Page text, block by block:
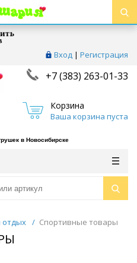
Вход | Регистрация
+7 (383) 263-01-33
Корзина
Ваша корзина пуста
в Новосибирске
отдых / Спортивные товары